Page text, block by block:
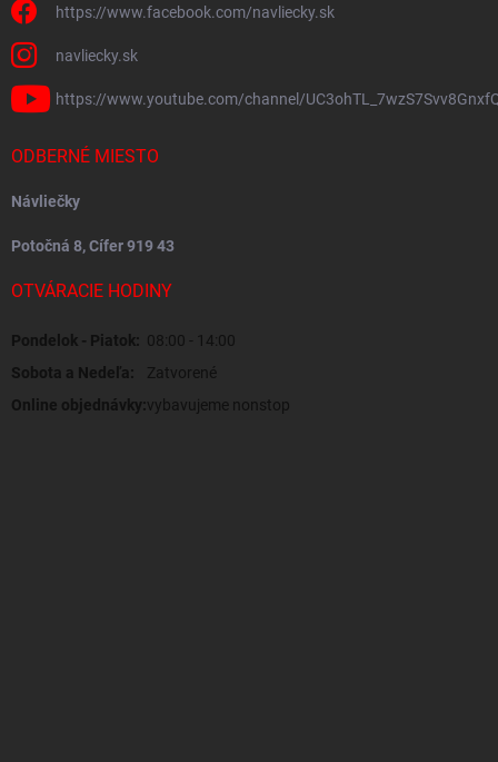
https://www.facebook.com/navliecky.sk
navliecky.sk
https://www.youtube.com/channel/
ODBERNÉ MIESTO
Návliečky
Potočná 8, Cífer 919 43
OTVÁRACIE HODINY
Pondelok - Piatok: 08:00 - 14:00
Sobota a Nedeľa:
Zatvorené
Online objednávky:vybavujeme nonstop